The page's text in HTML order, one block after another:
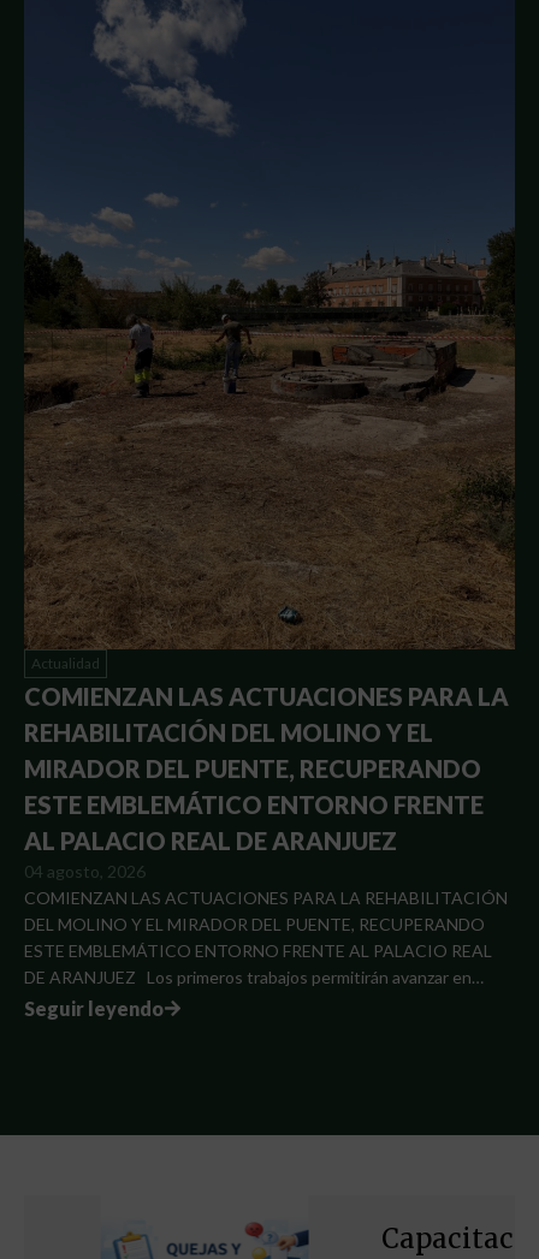
Actualidad
COMIENZAN LAS ACTUACIONES PARA LA
REHABILITACIÓN DEL MOLINO Y EL
MIRADOR DEL PUENTE, RECUPERANDO
ESTE EMBLEMÁTICO ENTORNO FRENTE
AL PALACIO REAL DE ARANJUEZ
04 agosto, 2026
COMIENZAN LAS ACTUACIONES PARA LA REHABILITACIÓN
DEL MOLINO Y EL MIRADOR DEL PUENTE, RECUPERANDO
ESTE EMBLEMÁTICO ENTORNO FRENTE AL PALACIO REAL
DE ARANJUEZ Los primeros trabajos permitirán avanzar en…
Seguir leyendo
Capacitación